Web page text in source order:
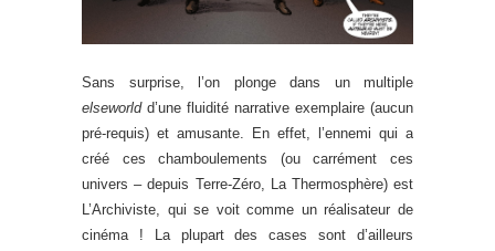
Sans surprise, l’on plonge dans un multiple
elseworldd’une fluidité narrative exemplaire (aucun
pré-requis) et amusante. En effet, l’ennemi qui a
créé ces chamboulements (ou carrément ces
univers – depuis Terre-Zéro, La Thermosphère) est
L’Archiviste, qui se voit comme un réalisateur de
cinéma ! La plupart des cases sont d’ailleurs